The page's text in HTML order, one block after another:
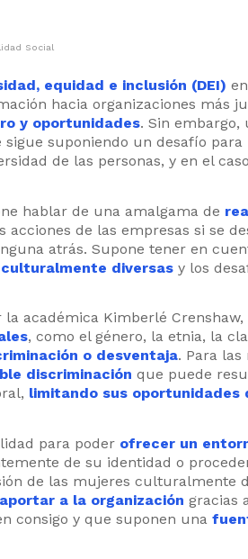
Social
equidad e inclusión (DEI)
hacia organizaciones más
y oportunidades. Sin embargo,
suponiendo un desafío para
de las personas, y en el
hablar de una amalgama de
de las empresas si se
atrás. Supone tener en
diversas y los
la académica Kimberlé
, como el género, la etnia, la
o desventaja. Para
discriminación que puede
limitando sus oportunidades
para poder ofrecer un
de su identidad o
de las mujeres culturalmente
a la organización gracias
consigo y que suponen una